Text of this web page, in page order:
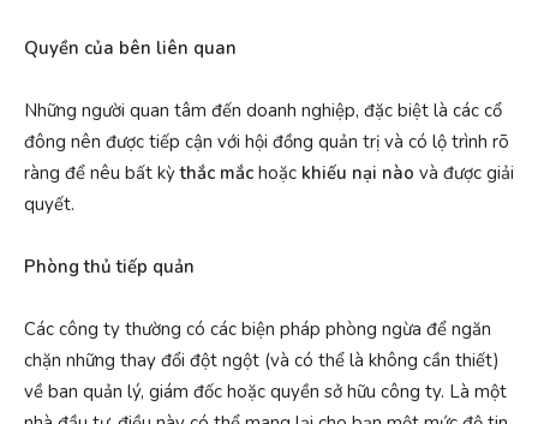
Quyền của bên liên quan
Những người quan tâm đến doanh nghiệp, đặc biệt là các cổ
đông nên được tiếp cận với hội đồng quản trị và có lộ trình rõ
ràng để nêu bất kỳthắc mắc hoặc khiếu nại nào và được giải
quyết.
Phòng thủ tiếp quản
Các công ty thường có các biện pháp phòng ngừa để ngăn
chặn những thay đổi đột ngột (và có thể là không cần thiết)
về ban quản lý, giám đốc hoặc quyền sở hữu công ty. Là một